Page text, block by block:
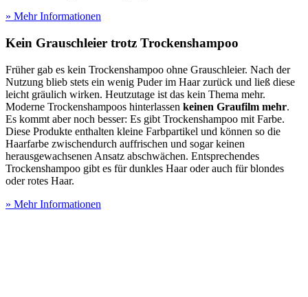
» Mehr Informationen
Kein Grauschleier trotz Trockenshampoo
Früher gab es kein Trockenshampoo ohne Grauschleier. Nach der
Nutzung blieb stets ein wenig Puder im Haar zurück und ließ diese
leicht gräulich wirken. Heutzutage ist das kein Thema mehr.
Moderne Trockenshampoos hinterlassen keinen Graufilm mehr.
Es kommt aber noch besser: Es gibt Trockenshampoo mit Farbe.
Diese Produkte enthalten kleine Farbpartikel und können so die
Haarfarbe zwischendurch auffrischen und sogar keinen
herausgewachsenen Ansatz abschwächen. Entsprechendes
Trockenshampoo gibt es für dunkles Haar oder auch für blondes
oder rotes Haar.
» Mehr Informationen